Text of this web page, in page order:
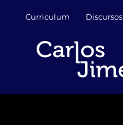
contenido
Curriculum Discursos